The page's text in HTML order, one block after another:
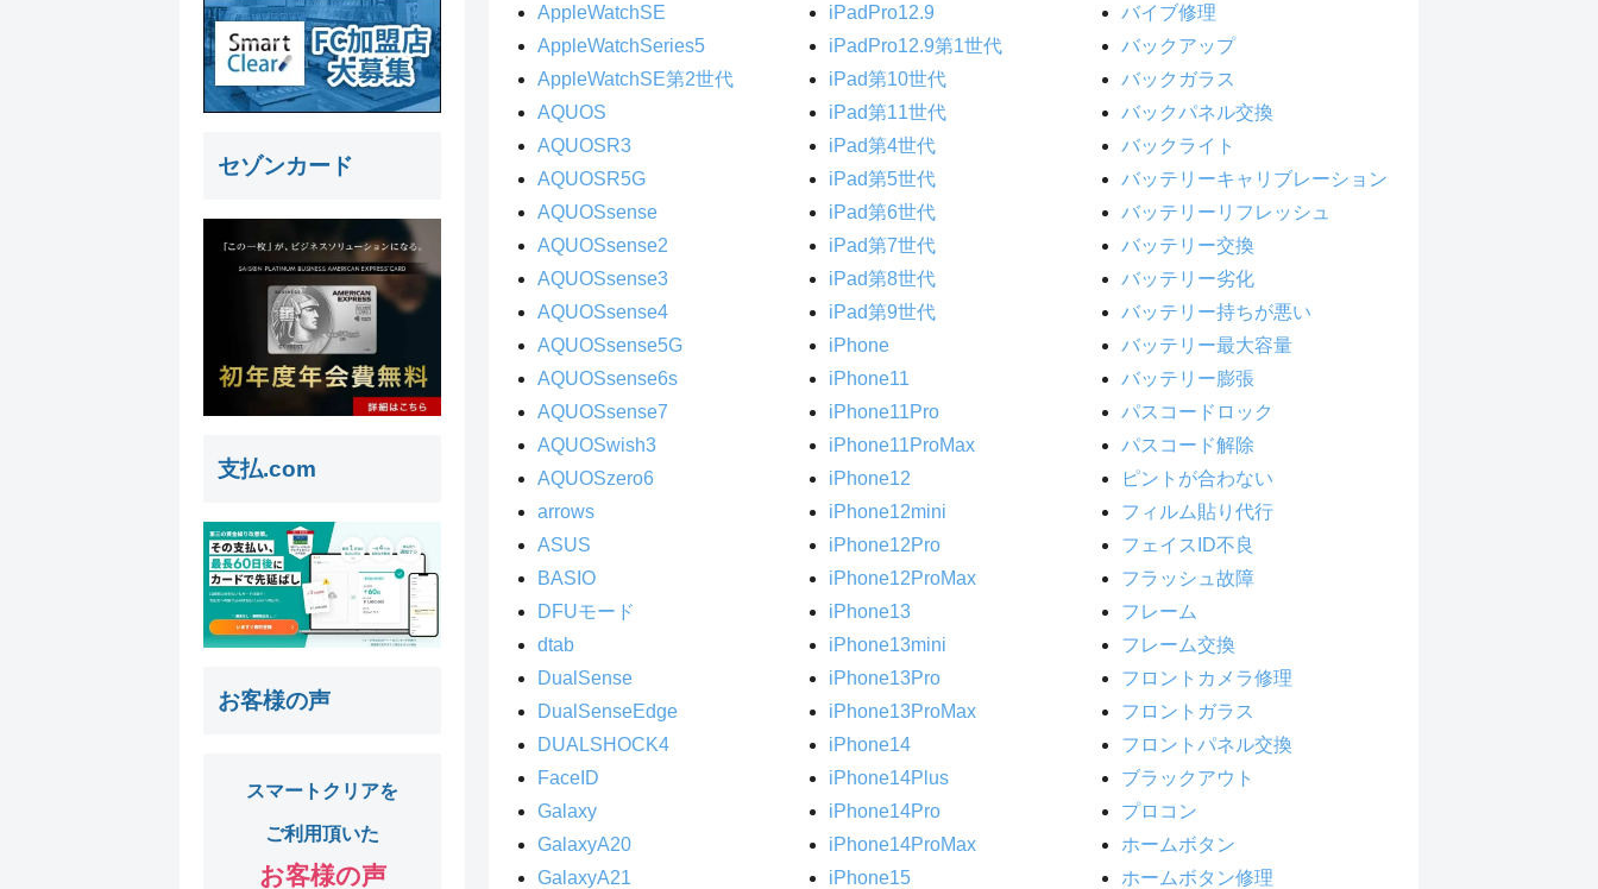
AppleWatchSE
AppleWatchSeries5
AppleWatchSE第2世代
AQUOS
AQUOSR3
AQUOSR5G
AQUOSsense
AQUOSsense2
AQUOSsense3
AQUOSsense4
AQUOSsense5G
AQUOSsense6s
AQUOSsense7
AQUOSwish3
AQUOSzero6
arrows
ASUS
BASIO
DFUモード
dtab
DualSense
DualSenseEdge
DUALSHOCK4
FaceID
Galaxy
GalaxyA20
GalaxyA21
iPadPro12.9
iPadPro12.9第1世代
iPad第10世代
iPad第11世代
iPad第4世代
iPad第5世代
iPad第6世代
iPad第7世代
iPad第8世代
iPad第9世代
iPhone
iPhone11
iPhone11Pro
iPhone11ProMax
iPhone12
iPhone12mini
iPhone12Pro
iPhone12ProMax
iPhone13
iPhone13mini
iPhone13Pro
iPhone13ProMax
iPhone14
iPhone14Plus
iPhone14Pro
iPhone14ProMax
iPhone15
バイブ修理
バックアップ
バックガラス
バックパネル交換
バックライト
バッテリーキャリブレーション
バッテリーリフレッシュ
バッテリー交換
バッテリー劣化
バッテリー持ちが悪い
バッテリー最大容量
バッテリー膨張
パスコードロック
パスコード解除
ピントが合わない
フィルム貼り代行
フェイスID不良
フラッシュ故障
フレーム
フレーム交換
フロントカメラ修理
フロントガラス
フロントパネル交換
ブラックアウト
プロコン
ホームボタン
ホームボタン修理
セゾンカード
支払.com
お客様の声
スマートクリアを
ご利用頂いた
お客様の声